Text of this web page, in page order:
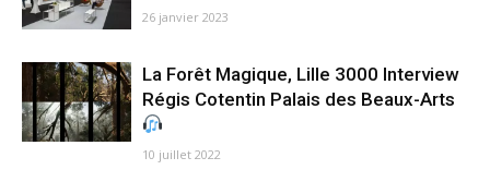
26 janvier 2023
La Forêt Magique, Lille 3000 Interview
Régis Cotentin Palais des Beaux-Arts
10 juillet 2022